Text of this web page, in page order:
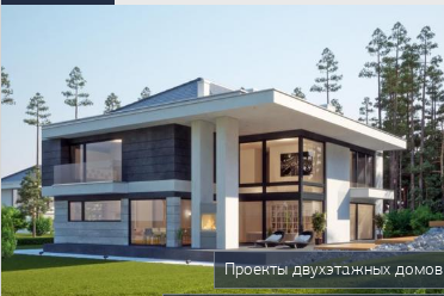
Проекты двухэтажных домов